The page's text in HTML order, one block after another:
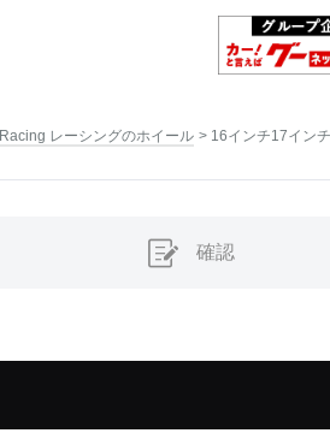
Racing レーシングのホイール 16インチ17イン
確認